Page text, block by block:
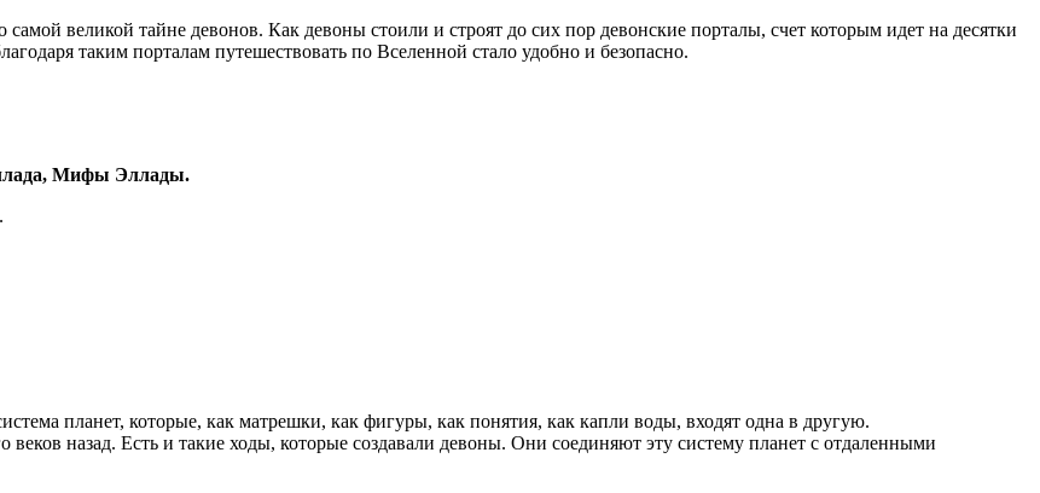
великой тайне девонов. Как девоны стоили и строят до сих пор девонские порталы, счет которым идет на десятки
таким порталам путешествовать по Вселенной стало удобно и безопасно.
Мифы Эллады.
планет, которые, как матрешки, как фигуры, как понятия, как капли воды, входят одна в другую.
назад. Есть и такие ходы, которые создавали девоны. Они соединяют эту систему планет с отдаленными